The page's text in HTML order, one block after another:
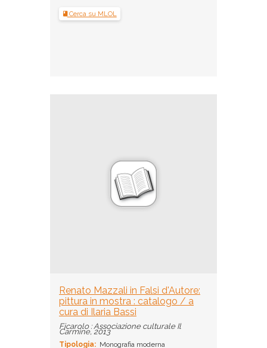
Cerca su MLOL
Renato Mazzali in Falsi d'Autore:
pittura in mostra : catalogo / a
cura di Ilaria Bassi
Ficarolo : Associazione culturale Il
Carmine, 2013
Tipologia: Monografia moderna